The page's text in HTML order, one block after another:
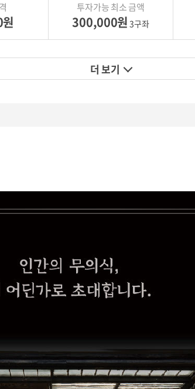
투자가능 최소 금액
300,000원 3구좌
더 보기